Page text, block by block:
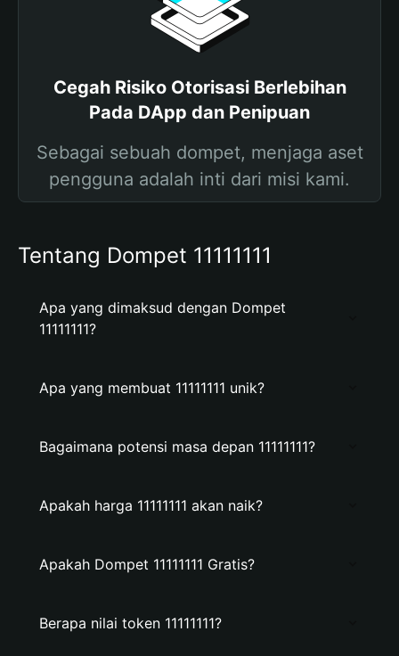
Cegah Risiko Otorisasi Berlebihan
Pada DApp dan Penipuan
Sebagai sebuah dompet, menjaga aset
pengguna adalah inti dari misi kami.
Tentang Dompet 11111111
Apa yang dimaksud dengan Dompet
11111111?
Apa yang membuat 11111111 unik?
Bagaimana potensi masa depan 11111111?
Apakah harga 11111111 akan naik?
Apakah Dompet 11111111 Gratis?
Berapa nilai token 11111111?